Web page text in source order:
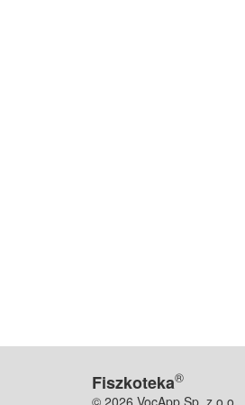
Fiszkoteka®
© 2026 VocApp Sp. z o.o.